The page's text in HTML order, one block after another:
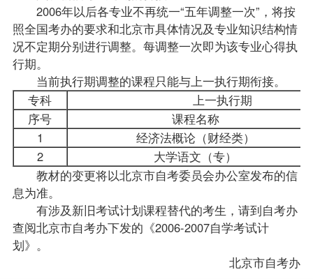
2006年以后各专业不再统一“五年调整一次”，将按
照全国考办的要求和北京市具体情况及专业知识结构情
况不定期分别进行调整。每调整一次即为该专业心得执
行期。
当前执行期调整的课程只能与上一执行期衔接。
专科
上一执行期
序号
课程名称
1
经济法概论（财经类）
2
大学语文（专）
教材的变更将以北京市自考委员会办公室发布的信
息为准。
有涉及新旧考试计划课程替代的考生，请到自考办
查阅北京市自考办下发的《2006-2007自学考试计
划》。
北京市自考办